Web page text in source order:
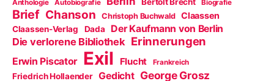
Anthologie Autobiografie Biografie
Brief Chanson Christoph Buchwald Claassen
Claassen-Verlag Dada Der Kaufmann von Berlin
Die verlorene Bibliothek Erinnerungen
Erwin Piscator Exil Flucht Frankreich
Friedrich Hollaender Gedicht George Grosz